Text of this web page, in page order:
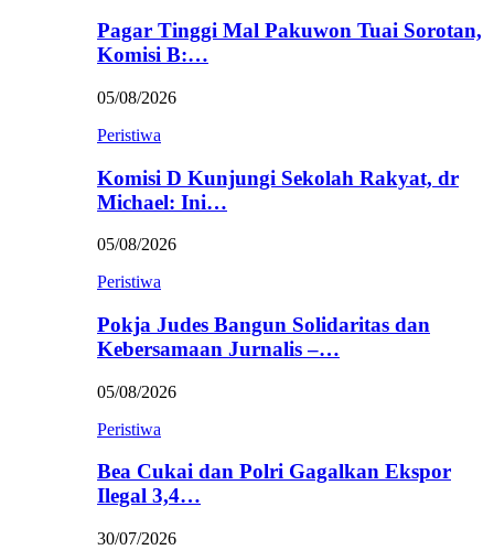
Pagar Tinggi Mal Pakuwon Tuai Sorotan,
Komisi B:…
05/08/2026
Peristiwa
Komisi D Kunjungi Sekolah Rakyat, dr
Michael: Ini…
05/08/2026
Peristiwa
Pokja Judes Bangun Solidaritas dan
Kebersamaan Jurnalis –…
05/08/2026
Peristiwa
Bea Cukai dan Polri Gagalkan Ekspor
Ilegal 3,4…
30/07/2026